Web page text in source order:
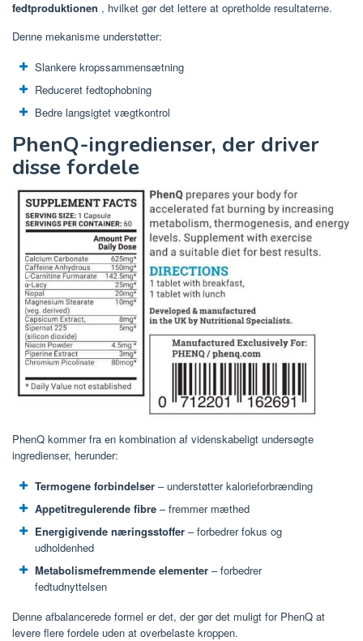
fedtproduktionen , hvilket gør det lettere at opretholde resultaterne.
Denne mekanisme understøtter:
Slankere kropssammensætning
Reduceret fedtophobning
Bedre langsigtet vægtkontrol
PhenQ-ingredienser, der driver
disse fordele
PhenQ kommer fra en kombination af videnskabeligt undersøgte
ingredienser, herunder:
Termogene forbindelser – understøtter kalorieforbrænding
Appetitregulerende fibre – fremmer mæthed
Energigivende næringsstoffer – forbedrer fokus og
udholdenhed
Metabolismefremmende elementer – forbedrer
fedtudnyttelsen
Denne afbalancerede formel er det, der gør det muligt for PhenQ at
levere flere fordele uden at overbelaste kroppen.